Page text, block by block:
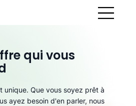
qui vous
unique. Que vous soyez prêt à
ayez besoin d'en parler, nous